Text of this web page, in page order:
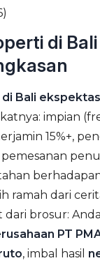
di
Bali
impian
15%+,
ramah dari
brosur:
PT
, imbal hasil